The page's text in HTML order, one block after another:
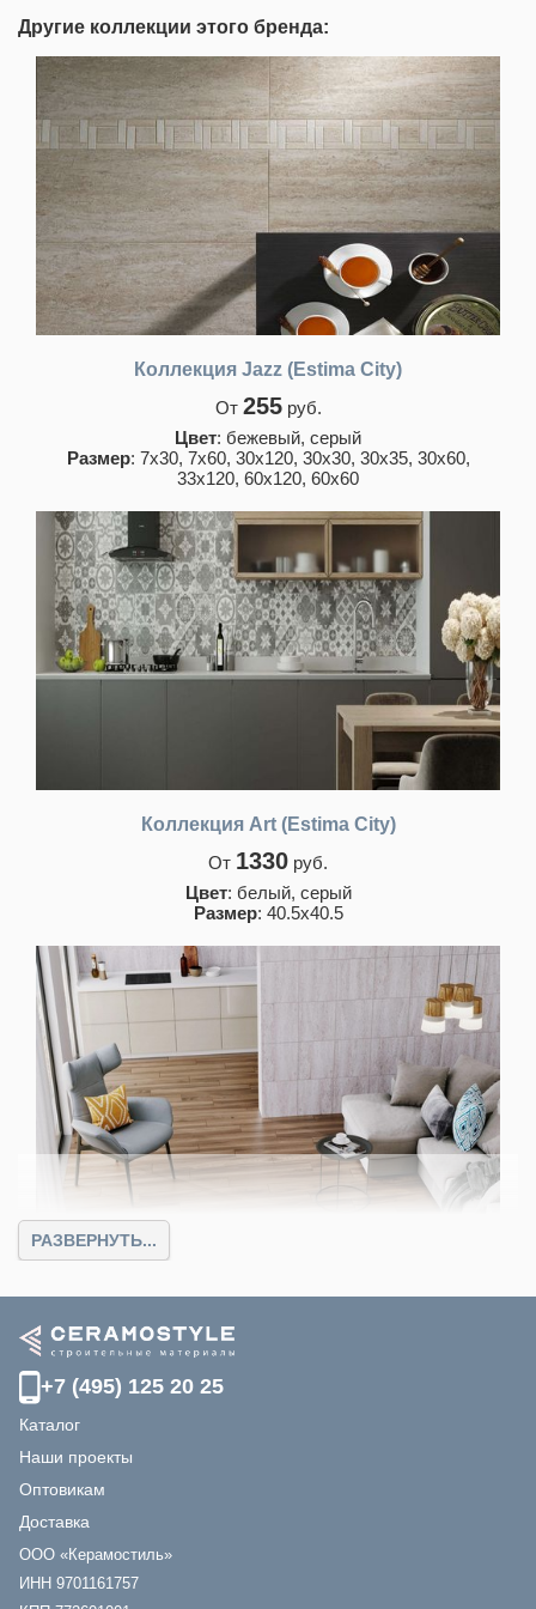
Другие коллекции этого бренда:
Коллекция Jazz (Estima City)
От 255руб.
Цвет: бежевый, серый
Размер: 7x30, 7x60, 30x120, 30x30, 30x35, 30x60,
33x120, 60x120, 60x60
Коллекция Art (Estima City)
От 1330 руб.
Цвет: белый, серый
Размер: 40.5x40.5
Коллекция Ragtime (Estima City)
От1260руб.
Цвет: бежевый, белый, серый
Размер: 30.6x60.9, 40.5x40.5
РАЗВЕРНУТЬ...
+7 (495) 125 20 25
Каталог
Наши проекты
Оптовикам
Доставка
ООО «Керамостиль»
ИНН 9701161757